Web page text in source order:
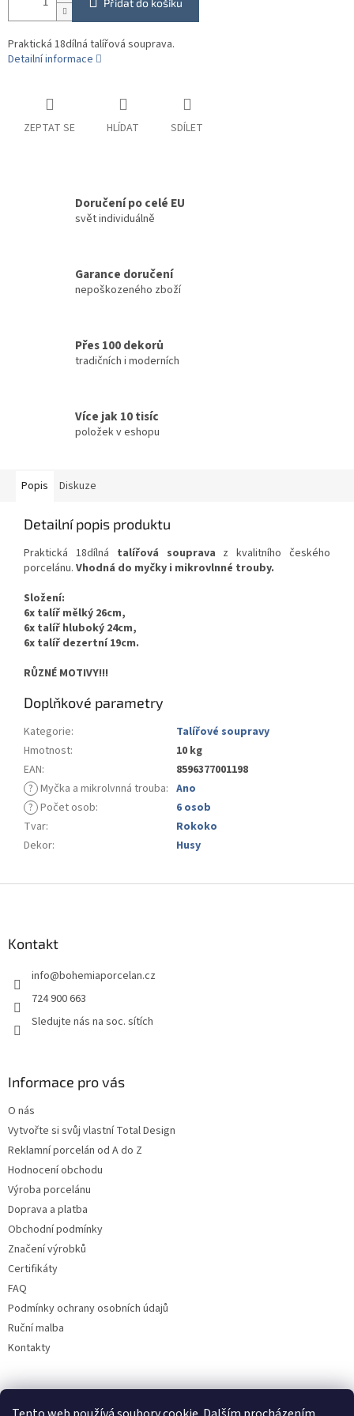
Přidat do košíku
Praktická 18dílná talířová souprava.
Detailní informace
ZEPTAT SE HLÍDAT SDÍLET
Doručení po celé EU
svět individuálně
Garance doručení
nepoškozeného zboží
Přes 100 dekorů
tradičních i moderních
Více jak 10 tisíc
položek v eshopu
Popis Diskuze
Detailní popis produktu
Praktická 18dílná talířová souprava z kvalitního českého
porcelánu. Vhodná do myčky i mikrovlnné trouby.
Složení:
6x talíř mělký 26cm,
6x talíř hluboký 24cm,
6x talíř dezertní 19cm.
RŮZNÉ MOTIVY!!!
Doplňkové parametry
Kategorie:
Talířové soupravy
Hmotnost:
10 kg
EAN:
8596377001198
? Myčka a mikrolvnná trouba: Ano
? Počet osob:
6 osob
Tvar:
Rokoko
Dekor: Husy
Kontakt
info@bohemiaporcelan.cz
724 900 663
Sledujte nás na soc. sítích
Informace pro vás
O nás
Vytvořte si svůj vlastní Total Design
Reklamní porcelán od A do Z
Hodnocení obchodu
Výroba porcelánu
Doprava a platba
Obchodní podmínky
Značení výrobků
Certifikáty
FAQ
Podmínky ochrany osobních údajů
Ruční malba
Kontakty
Facebook